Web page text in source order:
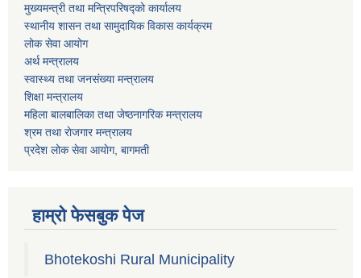
मुख्यमन्त्री तथा मन्त्रिपरिषद्को कार्यालय
स्थानीय शासन तथा सामुदायिक विकास कार्यक्रम
लोक सेवा आयोग
अर्थ मन्त्रालय
स्वास्थ्य तथा जनस‌ंख्या मन्त्रालय
शिक्षा मन्त्रालय
महिला बालबालिका तथा जेष्ठनागरिक मन्त्रालय
श्रम तथा राेजगार मन्त्रालय
प्रदेश लोक सेवा आयाेग, बागमती
हाम्रो फेसबुक पेज
Bhotekoshi Rural Municipality